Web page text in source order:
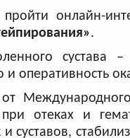
онлайн-
.
сустава
и оперативность
отеках и
суставов,